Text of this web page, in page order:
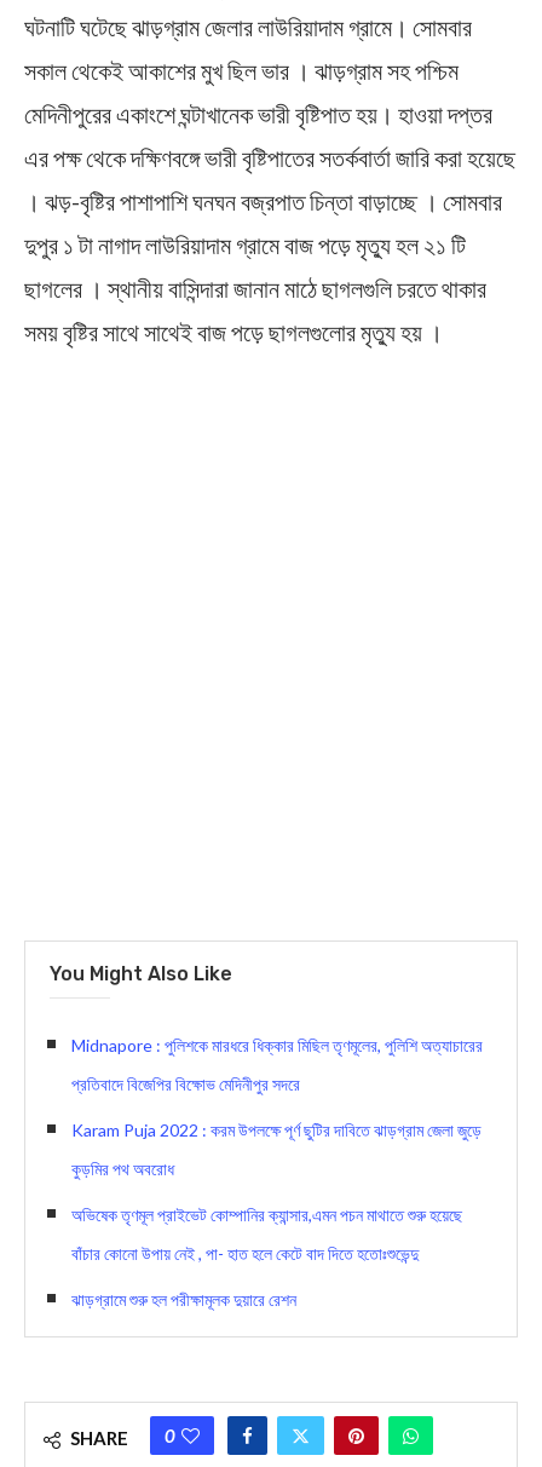
ঘটনাটি ঘটেছে ঝাড়গ্রাম জেলার লাউরিয়াদাম গ্রামে। সোমবার
সকাল থেকেই আকাশের মুখ ছিল ভার । ঝাড়গ্রাম সহ পশ্চিম
মেদিনীপুরের একাংশে ঘন্টাখানেক ভারী বৃষ্টিপাত হয়। হাওয়া দপ্তর
এর পক্ষ থেকে দক্ষিণবঙ্গে ভারী বৃষ্টিপাতের সতর্কবার্তা জারি করা হয়েছে
। ঝড়-বৃষ্টির পাশাপাশি ঘনঘন বজ্রপাত চিন্তা বাড়াচ্ছে । সোমবার
দুপুর ১ টা নাগাদ লাউরিয়াদাম গ্রামে বাজ পড়ে মৃত্যু হল ২১ টি
ছাগলের । স্থানীয় বাসিন্দারা জানান মাঠে ছাগলগুলি চরতে থাকার
সময় বৃষ্টির সাথে সাথেই বাজ পড়ে ছাগলগুলোর মৃত্যু হয় ।
You Might Also Like
Midnapore : পুলিশকে মারধরে ধিক্কার মিছিল তৃণমূলের, পুলিশি অত্যাচারের
প্রতিবাদে বিজেপির বিক্ষোভ মেদিনীপুর সদরে
Karam Puja 2022 : করম উপলক্ষে পূর্ণ ছুটির দাবিতে ঝাড়গ্রাম জেলা জুড়ে
কুড়মির পথ অবরোধ
অভিষেক তৃণমূল প্রাইভেট কোম্পানির ক্যান্সার,এমন পচন মাথাতে শুরু হয়েছে
বাঁচার কোনো উপায় নেই , পা- হাত হলে কেটে বাদ দিতে হতোঃশুভেন্দু
ঝাড়গ্রামে শুরু হল পরীক্ষামূলক দুয়ারে রেশন
SHARE 0